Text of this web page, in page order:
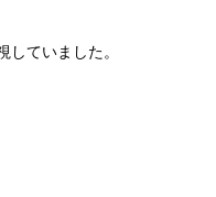
ていました。